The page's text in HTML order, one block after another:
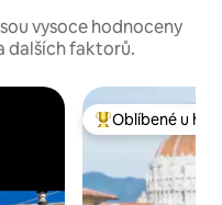
vysoce hodnoceny
dalších faktorů.
Nejlepší v
Oblíbené u